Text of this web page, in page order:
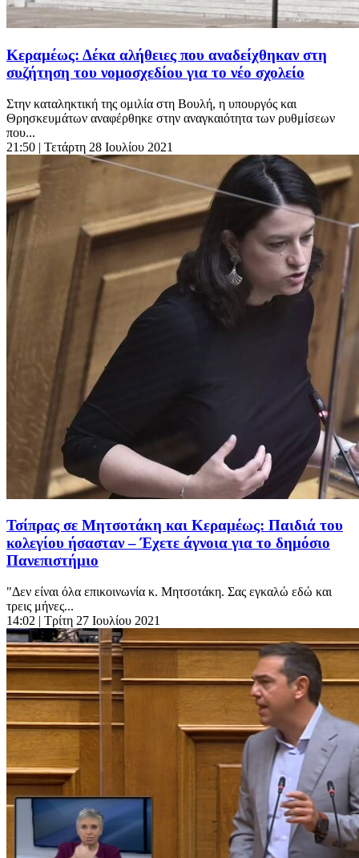
Κεραμέως: Δέκα αλήθειες που αναδείχθηκαν στη
συζήτηση του νομοσχεδίου για το νέο σχολείο
Στην καταληκτική της ομιλία στη Βουλή, η υπουργός και
Θρησκευμάτων αναφέρθηκε στην αναγκαιότητα των ρυθμίσεων
που...
21:50 | Τετάρτη 28 Ιουλίου 2021
Τσίπρας σε Μητσοτάκη και Κεραμέως: Παιδιά του
κολεγίου ήσασταν – Έχετε άγνοια για το δημόσιο
Πανεπιστήμιο
"Δεν είναι όλα επικοινωνία κ. Μητσοτάκη. Σας εγκαλώ εδώ και
τρεις μήνες...
14:02 | Τρίτη 27 Ιουλίου 2021